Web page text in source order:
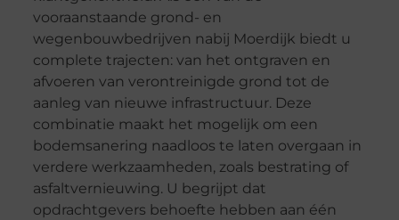
vooraanstaande grond- en
wegenbouwbedrijven nabij Moerdijk biedt u
complete trajecten: van het ontgraven en
afvoeren van verontreinigde grond tot de
aanleg van nieuwe infrastructuur. Deze
combinatie maakt het mogelijk om een
bodemsanering naadloos te laten overgaan in
verdere werkzaamheden, zoals bestrating of
asfaltvernieuwing. U begrijpt dat
opdrachtgevers behoefte hebben aan één